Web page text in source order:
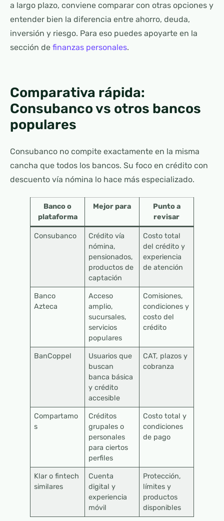
a largo plazo, conviene comparar con otras opciones y
entender bien la diferencia entre ahorro, deuda,
inversión y riesgo. Para eso puedes apoyarte en la
sección de finanzas personales.
Comparativa rápida:
Consubanco vs otros bancos
populares
Consubanco no compite exactamente en la misma
cancha que todos los bancos. Su foco en crédito con
descuento vía nómina lo hace más especializado.
Banco o
plataforma
Mejor para
Punto a
revisar
Consubanco
Crédito vía
nómina,
pensionados,
productos de
captación
Costo total
del crédito y
experiencia
de atención
Banco
Azteca
Acceso
amplio,
sucursales,
servicios
populares
Comisiones,
condiciones y
costo del
crédito
BanCoppel
Usuarios que
buscan
banca básica
y crédito
accesible
CAT, plazos y
cobranza
Compartamo
s
Créditos
grupales o
personales
para ciertos
perfiles
Costo total y
condiciones
de pago
Klar o fintech
similares
Cuenta
digital y
experiencia
móvil
Protección,
límites y
productos
disponibles